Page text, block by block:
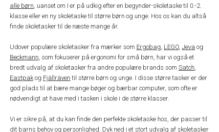
alle børn, uanset om I er på udkig efter en begynder-skoletaske til 0.-2.
klasse eller en ny skoletaske til større børn og unge. Hos os kan du altså
finde skoletasker til de næste mange år.
Udover populære skoletasker fra mærker som Ergobag, LEGO, Jeva og
Beckmann, som fokuserer på ergonomi for små børn, har vi også et
bredt udvalg af skoletasker fra andre populære brands som Satch,
Eastpakog Fjällräven til større børn og unge. I disse større tasker er der
god plads til at bære mange bøger og bærbar computer, som ofte er
nødvendigt at have med i tasken i skole i de større klasser.
Vi er sikre på, at du kan finde den perfekte skoletaske hos, der passer til
dit barns behov og personlighed. Dyk ned i et stort udvalg af skoletasker